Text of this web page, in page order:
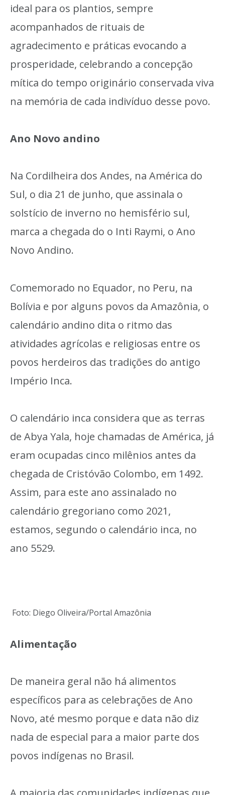
ideal para os plantios, sempre
acompanhados de rituais de
agradecimento e práticas evocando a
prosperidade, celebrando a concepção
mítica do tempo originário conservada viva
na memória de cada indivíduo desse povo.
Ano Novo andino
Na Cordilheira dos Andes, na América do
Sul, o dia 21 de junho, que assinala o
solstício de inverno no hemisfério sul,
marca a chegada do o Inti Raymi, o Ano
Novo Andino.
Comemorado no Equador, no Peru, na
Bolívia e por alguns povos da Amazônia, o
calendário andino dita o ritmo das
atividades agrícolas e religiosas entre os
povos herdeiros das tradições do antigo
Império Inca.
O calendário inca considera que as terras
de Abya Yala, hoje chamadas de América, já
eram ocupadas cinco milênios antes da
chegada de Cristóvão Colombo, em 1492.
Assim, para este ano assinalado no
calendário gregoriano como 2021,
estamos, segundo o calendário inca, no
ano 5529.
Foto: Diego Oliveira/Portal Amazônia
Alimentação
De maneira geral não há alimentos
específicos para as celebrações de Ano
Novo, até mesmo porque e data não diz
nada de especial para a maior parte dos
povos indígenas no Brasil.